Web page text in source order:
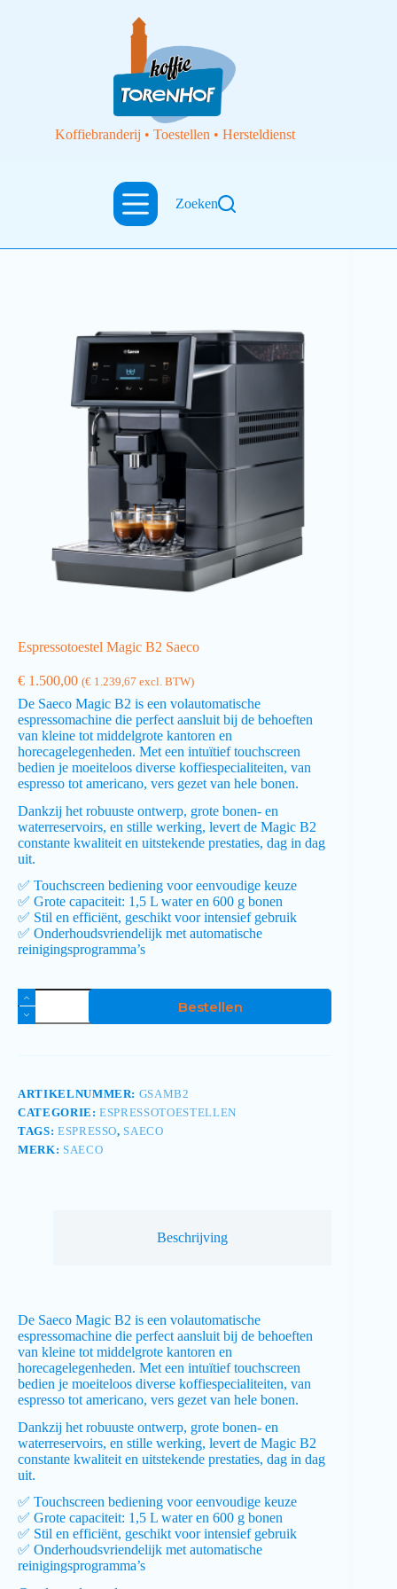
Koffiebranderij • Toestellen • Hersteldienst
Zoeken
Espressotoestellen
Espressotoestel Magic B2 Saeco
€ 1.500,00 (€ 1.239,67 excl. BTW)
De Saeco Magic B2 is een volautomatische
espressomachine die perfect aansluit bij de behoeften
van kleine tot middelgrote kantoren en
horecagelegenheden. Met een intuïtief touchscreen
bedien je moeiteloos diverse koffiespecialiteiten, van
espresso tot americano, vers gezet van hele bonen.
Dankzij het robuuste ontwerp, grote bonen- en
waterreservoirs, en stille werking, levert de Magic B2
constante kwaliteit en uitstekende prestaties, dag in dag
uit.
✅ Touchscreen bediening voor eenvoudige keuze
✅ Grote capaciteit: 1,5 L water en 600 g bonen
✅ Stil en efficiënt, geschikt voor intensief gebruik
✅ Onderhoudsvriendelijk met automatische
reinigingsprogramma’s
Bestellen
ARTIKELNUMMER: GSAMB2
CATEGORIE:ESPRESSOTOESTELLEN
TAGS: ESPRESSO, SAECO
MERK: SAECO
Beschrijving
De Saeco Magic B2 is een volautomatische
espressomachine die perfect aansluit bij de behoeften
van kleine tot middelgrote kantoren en
horecagelegenheden. Met een intuïtief touchscreen
bedien je moeiteloos diverse koffiespecialiteiten, van
espresso tot americano, vers gezet van hele bonen.
Dankzij het robuuste ontwerp, grote bonen- en
waterreservoirs, en stille werking, levert de Magic B2
constante kwaliteit en uitstekende prestaties, dag in dag
uit.
✅ Touchscreen bediening voor eenvoudige keuze
✅ Grote capaciteit: 1,5 L water en 600 g bonen
✅ Stil en efficiënt, geschikt voor intensief gebruik
✅ Onderhoudsvriendelijk met automatische
reinigingsprogramma’s